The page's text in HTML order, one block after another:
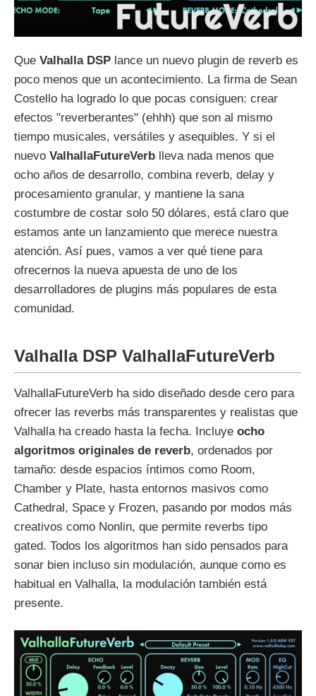
Que Valhalla DSP lance un nuevo plugin de reverb es
poco menos que un acontecimiento. La firma de Sean
Costello ha logrado lo que pocas consiguen: crear
efectos "reverberantes" (ehhh) que son al mismo
tiempo musicales, versátiles y asequibles. Y si el
nuevo ValhallaFutureVerb lleva nada menos que
ocho años de desarrollo, combina reverb, delay y
procesamiento granular, y mantiene la sana
costumbre de costar solo 50 dólares, está claro que
estamos ante un lanzamiento que merece nuestra
atención. Así pues, vamos a ver qué tiene para
ofrecernos la nueva apuesta de uno de los
desarrolladores de plugins más populares de esta
comunidad.
Valhalla DSP ValhallaFutureVerb
ValhallaFutureVerb ha sido diseñado desde cero para
ofrecer las reverbs más transparentes y realistas que
Valhalla ha creado hasta la fecha. Incluye ocho
algoritmos originales de reverb, ordenados por
tamaño: desde espacios íntimos como Room,
Chamber y Plate, hasta entornos masivos como
Cathedral, Space y Frozen, pasando por modos más
creativos como Nonlin, que permite reverbs tipo
gated. Todos los algoritmos han sido pensados para
sonar bien incluso sin modulación, aunque como es
habitual en Valhalla, la modulación también está
presente.